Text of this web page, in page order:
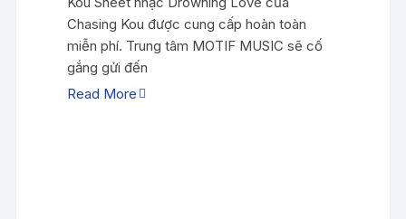
Chasing Kou được cung cấp hoàn toàn
miễn phí. Trung tâm MOTIF MUSIC sẽ cố
gắng gửi đến
Read More